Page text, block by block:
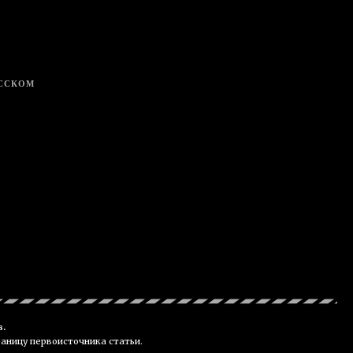
первоисточника статьи.